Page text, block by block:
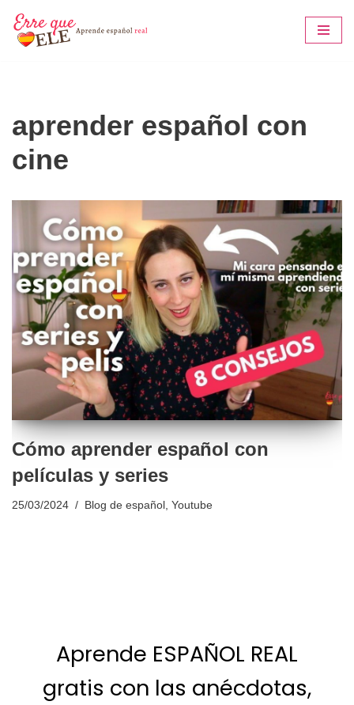
Saltar
aprender español con
cine
Cómo aprender español con
películas y series
25/03/2024 Blog de español , Youtube
Aprende ESPAÑOL REAL
gratis con las anécdotas,